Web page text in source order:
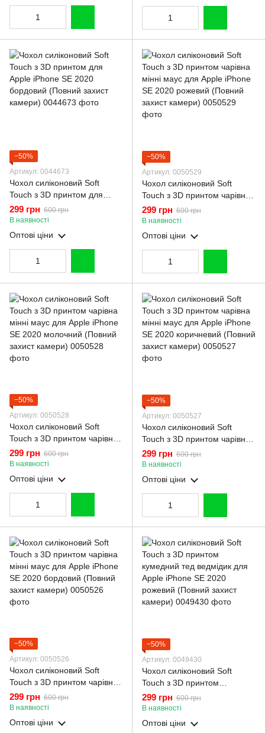
−50%
Артикул: 0044673
Чохол силіконовий Soft
Touch з 3D принтом для
Apple iPhone SE 2020
бордовий (Повний захист
камери)
299 грн 600 грн
В наявності
Оптові ціни
−50%
Артикул: 0050529
Чохол силіконовий Soft
Touch з 3D принтом чарівна
мінні маус для Apple iPhone
SE 2020 рожевий (Повний
захист камери)
299 грн 600 грн
В наявності
Оптові ціни
−50%
Артикул: 0050528
Чохол силіконовий Soft
Touch з 3D принтом чарівна
мінні маус для Apple iPhone
SE 2020 молочний (Повний
захист камери)
299 грн 600 грн
В наявності
Оптові ціни
−50%
Артикул: 0050527
Чохол силіконовий Soft
Touch з 3D принтом чарівна
мінні маус для Apple iPhone
SE 2020 коричневий (Повний
захист камери)
299 грн 600 грн
В наявності
Оптові ціни
−50%
Артикул: 0050526
Чохол силіконовий Soft
Touch з 3D принтом чарівна
мінні маус для Apple iPhone
SE 2020 бордовий (Повний
захист камери)
299 грн 600 грн
В наявності
Оптові ціни
−50%
Артикул: 0049430
Чохол силіконовий Soft
Touch з 3D принтом
кумедний тед ведмідик для
Apple iPhone SE 2020
рожевий (Повний захист
299 грн 600 грн
В наявності
Оптові ціни